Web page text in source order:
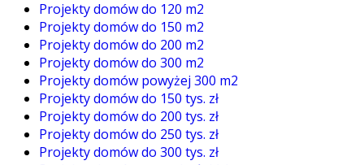
Projekty domów do 120 m2
Projekty domów do 150 m2
Projekty domów do 200 m2
Projekty domów do 300 m2
Projekty domów powyżej 300 m2
Projekty domów do 150 tys. zł
Projekty domów do 200 tys. zł
Projekty domów do 250 tys. zł
Projekty domów do 300 tys. zł